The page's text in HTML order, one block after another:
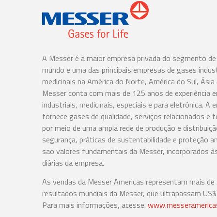
A Messer é a maior empresa privada do segmento
mundo e uma das principais empresas de gases
medicinais na América do Norte, América do Sul, Ásia
Messer conta com mais de 125 anos de experiência
industriais, medicinais, especiais e para eletrônica. A
fornece gases de qualidade, serviços relacionados e
por meio de uma ampla rede de produção e
segurança, práticas de sustentabilidade e proteção
são valores fundamentais da Messer, incorporados
diárias da empresa.
As vendas da Messer Americas representam mais de
resultados mundiais da Messer, que ultrapassam
Para mais informações, acesse: